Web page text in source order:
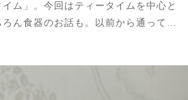
ム」。今回はティータイムを中心と
ろん食器のお話も。以前から通って…